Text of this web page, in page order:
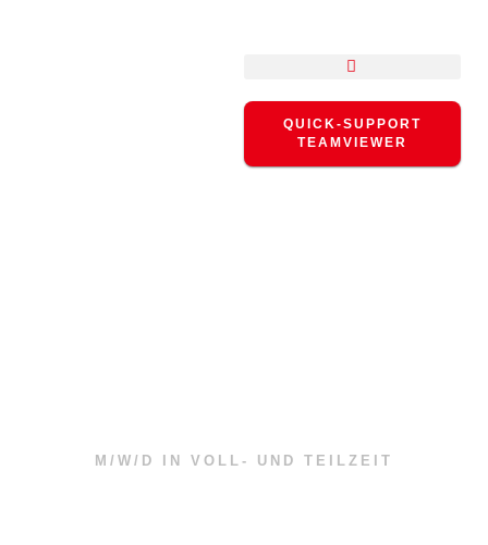
QUICK-SUPPORT
TEAMVIEWER
M/W/D IN VOLL- UND TEILZEIT